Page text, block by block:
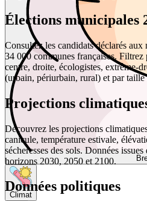
Climat
Élections municipales
Consultez les candidats déclarés
34 000 communes françaises.
centre, droite, écologistes, extrême-
(urbain, périurbain, rural) et par taille
Projections
Découvrez les projections
canicule, température estivale,
sécheresses des sols. Données
horizons 2030, 2050 et 2100.
Données politiques